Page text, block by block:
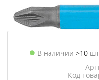
В наличии >10 шт
Код